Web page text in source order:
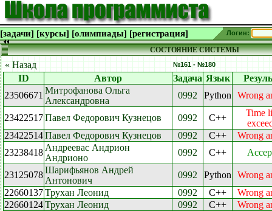
[задачи] [курсы] [олимпиады] [регистрация] Логин:
СОСТОЯНИЕ СИСТЕМЫ
« Назад №161 - №180
ID Автор Задача Язык
23506671 Митрофанова Ольга
Александровна
0992 Python Wrong
23422517Павел Федорович Кузнецов 0992 C++
Time
23422514Павел Федорович Кузнецов 0992 C++
Wrong
23238418 Андреевас Андрион
Андрионо
0992 C++
23125078Шарифьянов Андрей
Антонович
0992 Python
Wrong
22660137Трухан Леонид 0992 C++
Wrong
22660124Трухан Леонид 0992 C++
Wrong